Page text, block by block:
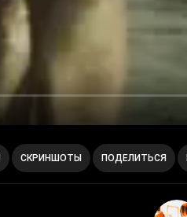
СКРИНШОТЫ ПОДЕЛИТЬСЯ